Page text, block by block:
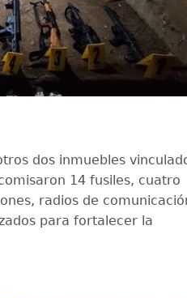
dos inmuebles
14 fusiles, cuatro
radios de
para fortalecer la